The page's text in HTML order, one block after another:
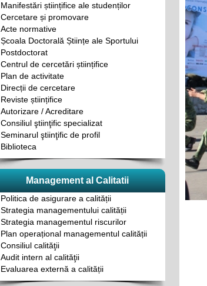
Manifestări științifice ale studenților
Cercetare și promovare
Acte normative
Școala Doctorală Științe ale Sportului
Postdoctorat
Centrul de cercetări științifice
Plan de activitate
Direcții de cercetare
Reviste științifice
Autorizare / Acreditare
Consiliul ştiinţific specializat
Seminarul ştiinţific de profil
Biblioteca
Management al Calitatii
Politica de asigurare a calității
Strategia managementului calității
Strategia managementul riscurilor
Plan operațional managementul calității
Consiliul calităţii
Audit intern al calităţii
Evaluarea externă a calității